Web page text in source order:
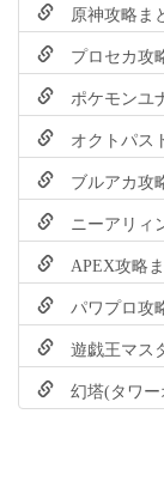
原神攻略ま
プロセカ攻
ポケモンユ
オクトパス
ブルアカ攻
ニーアリィ
APEX攻略
パワプロ攻
遊戯王マス
幻塔(タワー